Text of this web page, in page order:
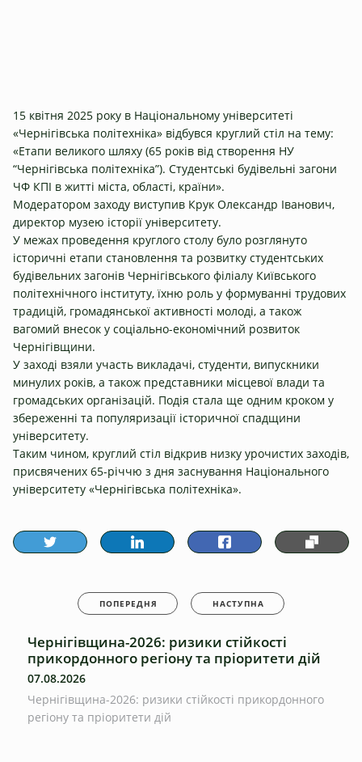
15 квітня 2025 року в Національному університеті
«Чернігівська політехніка» відбувся круглий стіл на тему:
«Етапи великого шляху (65 років від створення НУ
“Чернігівська політехніка”). Студентські будівельні загони
ЧФ КПІ в житті міста, області, країни».
Модератором заходу виступив Крук Олександр Іванович,
директор музею історії університету.
У межах проведення круглого столу було розглянуто
історичні етапи становлення та розвитку студентських
будівельних загонів Чернігівського філіалу Київського
політехнічного інституту, їхню роль у формуванні трудових
традицій, громадянської активності молоді, а також
вагомий внесок у соціально-економічний розвиток
Чернігівщини.
У заході взяли участь викладачі, студенти, випускники
минулих років, а також представники місцевої влади та
громадських організацій. Подія стала ще одним кроком у
збереженні та популяризації історичної спадщини
університету.
Таким чином, круглий стіл відкрив низку урочистих заходів,
присвячених 65-річчю з дня заснування Національного
університету «Чернігівська політехніка».
ПОПЕРЕДНЯ НАСТУПНА
Чернігівщина-2026: ризики стійкості
прикордонного регіону та пріоритети дій
07.08.2026
Чернігівщина-2026: ризики стійкості прикордонного
регіону та пріоритети дій